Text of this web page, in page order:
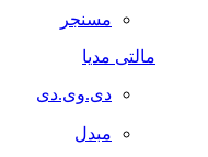
مسنجر
مالتی مدیا
دی.وی.دی
مبدل